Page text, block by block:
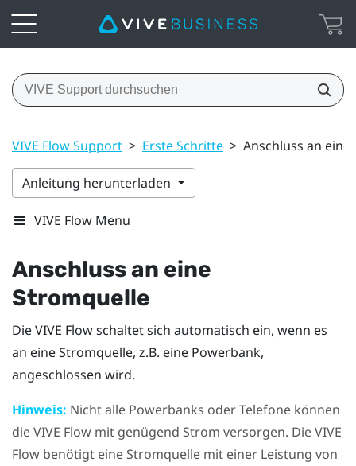
VIVE Flow Support > Erste Schritte > Anschluss an
Anleitung herunterladen
VIVE Flow Menu
Anschluss an eine
Stromquelle
DieVIVE Flowschaltet sich automatisch ein, wenn es
an eine Stromquelle, z.B. eine Powerbank,
angeschlossen wird.
Hinweis: Nicht alle Powerbanks oder Telefone können
dieVIVE Flow mit genügend Strom versorgen. DieVIVE
Flow benötigt eine Stromquelle mit einer Leistung von